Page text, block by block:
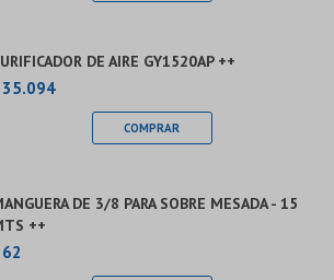
DE AIRE GY1520AP ++
35.094
DE 3/8 PARA SOBRE MESADA - 15
++
62